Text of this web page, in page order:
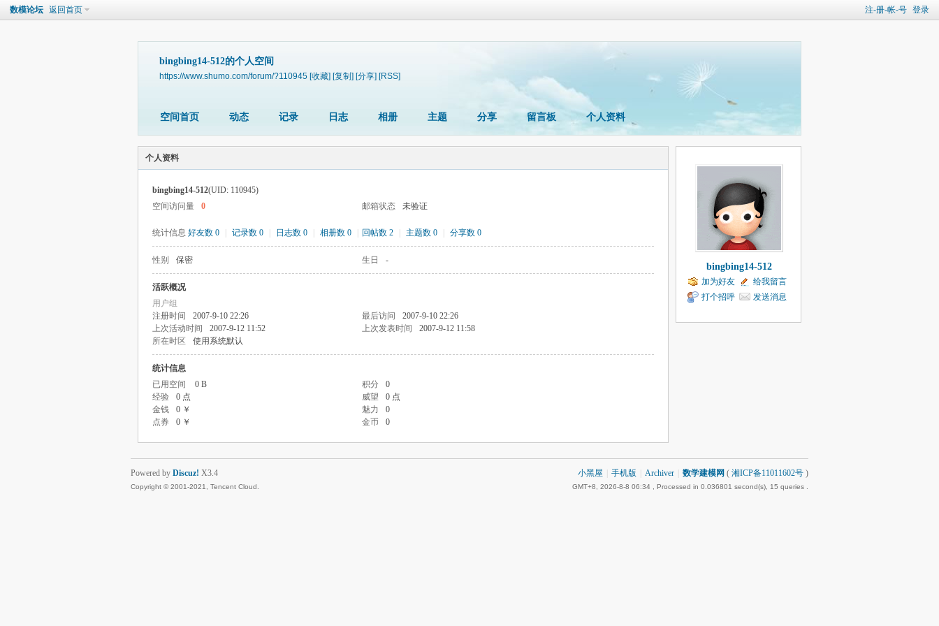
注-册-帐-号 登录
数模论坛 返回首页
bingbing14-512的个人空间
https://www.shumo.com/forum/?110945 [收藏] [复制] [分享] [RSS]
空间首页 动态 记录 日志 相册 主题 分享 留言板 个人资料
个人资料
bingbing14-512(UID: 110945)
空间访问量
0 邮箱状态 未验证
统计信息 好友数 0 记录数 0 日志数 0 相册数 0 回帖数 2 主题数 0 分享数 0
性别 保密 生日 -
活跃概况
用户组
注册时间
2007-9-10 22:26 最后访问
2007-9-10 22:26
上次活动时间
2007-9-12 11:52 上次发表时间
2007-9-12 11:58
所在时区
使用系统默认
统计信息
已用空间
0 B 积分
0
经验
0 点 威望
0 点
金钱
0 ￥ 魅力
0
点券
0 ￥ 金币 0
bingbing14-512
加为好友
给我留言
打个招呼
发送消息
小黑屋 手机版 Archiver 数学建模网 ( 湘ICP备11011602号 )
GMT+8, 2026-8-8 06:34 , Processed in 0.036801 second(s), 15 queries .
Powered by Discuz! X3.4
Copyright © 2001-2021, Tencent Cloud.